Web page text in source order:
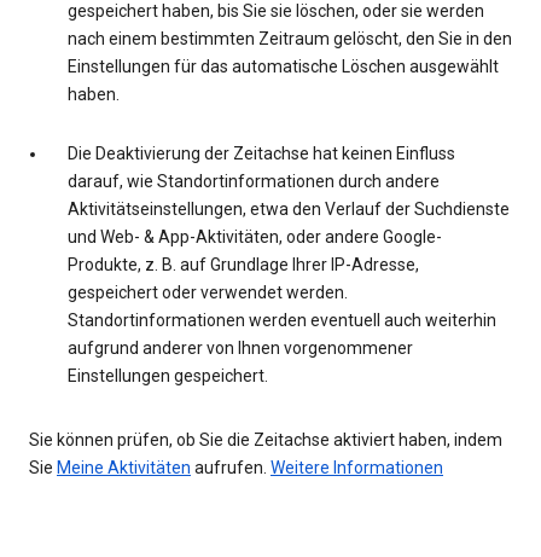
gespeichert haben, bis Sie sie löschen, oder sie werden
nach einem bestimmten Zeitraum gelöscht, den Sie in den
Einstellungen für das automatische Löschen ausgewählt
haben.
Die Deaktivierung der Zeitachse hat keinen Einfluss
darauf, wie Standortinformationen durch andere
Aktivitätseinstellungen, etwa den Verlauf der Suchdienste
und Web- & App-Aktivitäten, oder andere Google-
Produkte, z. B. auf Grundlage Ihrer IP-Adresse,
gespeichert oder verwendet werden.
Standortinformationen werden eventuell auch weiterhin
aufgrund anderer von Ihnen vorgenommener
Einstellungen gespeichert.
Sie können prüfen, ob Sie die Zeitachse aktiviert haben, indem
Sie Meine Aktivitäten aufrufen. Weitere Informationen